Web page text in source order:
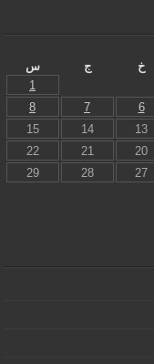
خ ج
س
1
6
7
8
13
14
15
20
21
22
27
28
29